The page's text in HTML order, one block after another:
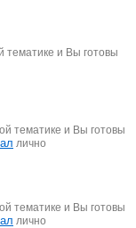
тематике и Вы готовы
тематике и Вы готовы
лично
тематике и Вы готовы
лично